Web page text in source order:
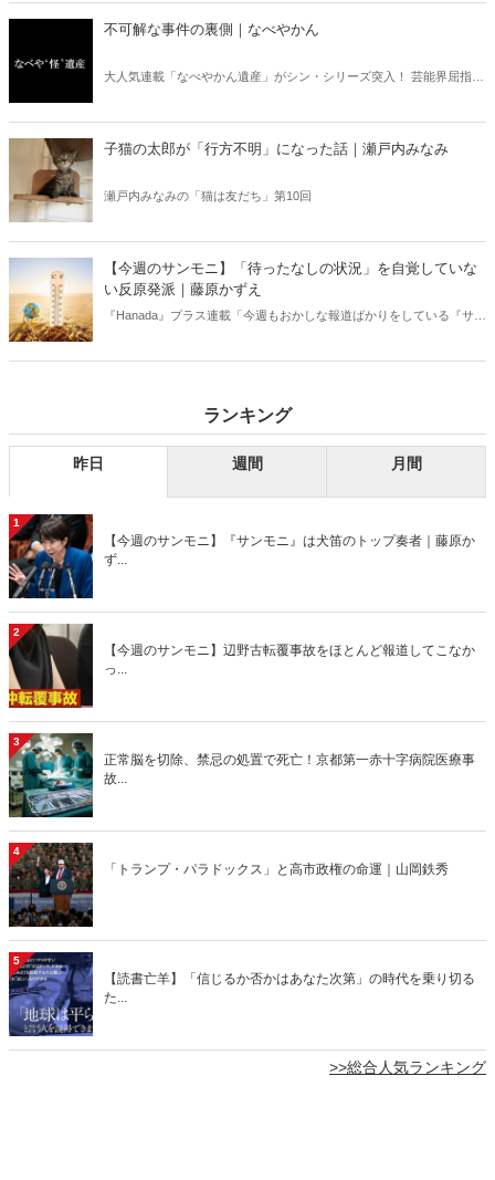
不可解な事件の裏側｜なべやかん
大人気連載「なべやかん遺産」がシン・シリーズ突入！ 芸能界屈指の
信じるか信じないかは、あなた次第！ 芸能ニュース
子猫の太郎が「行方不明」になった話｜瀬戸内みなみ
瀬戸内みなみの「猫は友だち」第10回
【今週のサンモニ】「待ったなしの状況」を自覚していな
い反原発派｜藤原かずえ
『Hanada』プラス連載「今週もおかしな報道ばかりをしている『サン
ランキング
昨日 週間 月間
1
【今週のサンモニ】『サンモニ』は犬笛のトップ奏者｜藤原か
ず...
2
【今週のサンモニ】辺野古転覆事故をほとんど報道してこなか
っ...
3
正常脳を切除、禁忌の処置で死亡！京都第一赤十字病院医療事
故...
4
「トランプ・パラドックス」と高市政権の命運｜山岡鉄秀
5
【読書亡羊】「信じるか否かはあなた次第」の時代を乗り切る
た...
>>総合人気ランキング